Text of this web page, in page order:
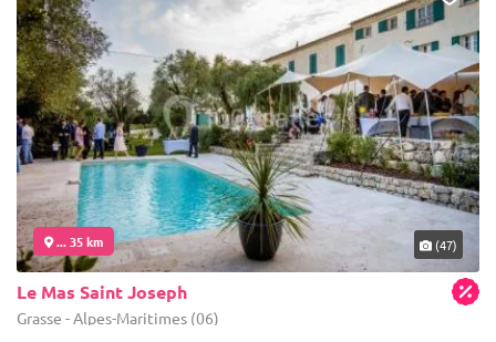
... 35 km (47)
Le Mas Saint Joseph
Grasse - Alpes-Maritimes (06)